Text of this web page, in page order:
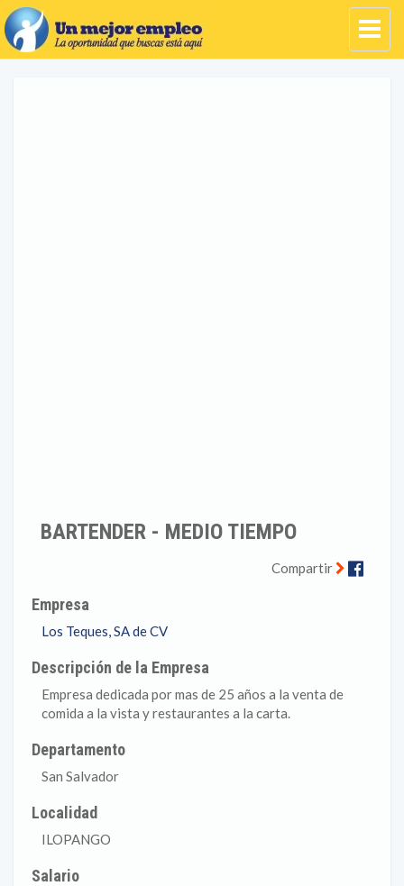
BARTENDER - MEDIO TIEMPO
Compartir
Empresa
Los Teques, SA de CV
Descripción de la Empresa
Empresa dedicada por mas de 25 años a la venta de
comida a la vista y restaurantes a la carta.
Departamento
San Salvador
Localidad
ILOPANGO
Salario